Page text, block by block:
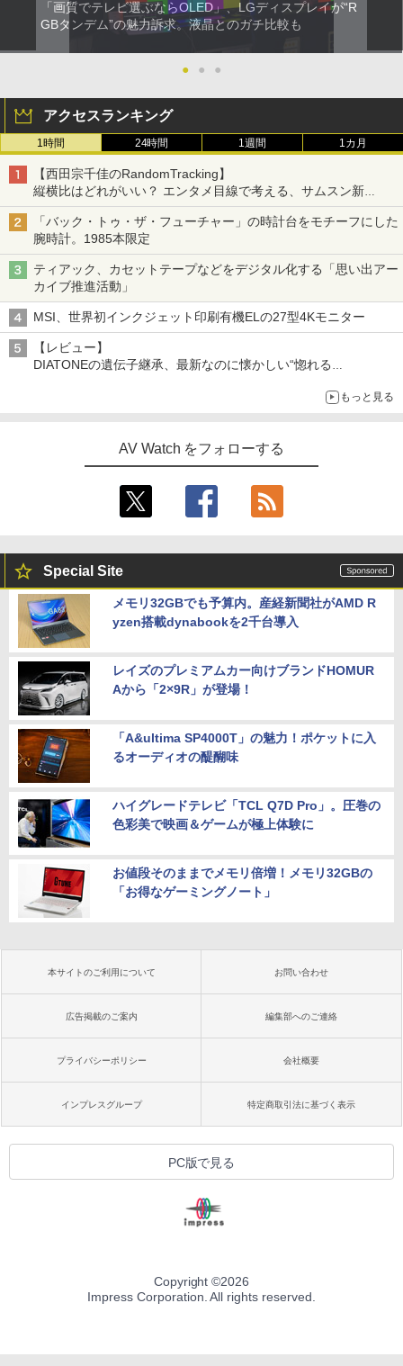
「画質でテレビ選ぶならOLED」、LGディスプレイが“R
GBタンデム”の魅力訴求。液晶とのガチ比較も
● ● ●
アクセスランキング
1時間 24時間 1週間 1カ月
【西田宗千佳のRandomTracking】
縦横比はどれがいい？ エンタメ目線で考える、サムスン新
「Galaxy Z Fold」
「バック・トゥ・ザ・フューチャー」の時計台をモチーフにした
腕時計。1985本限定
ティアック、カセットテープなどをデジタル化する「思い出アー
カイブ推進活動」
MSI、世界初インクジェット印刷有機ELの27型4Kモニター
【レビュー】
DIATONEの遺伝子継承、最新なのに懐かしい“惚れる
もっと見る
AV Watch をフォローする
Special Site
メモリ32GBでも予算内。産経新聞社がAMD R
yzen搭載dynabookを2千台導入
レイズのプレミアムカー向けブランドHOMUR
Aから「2×9R」が登場！
「A&ultima SP4000T」の魅力！ポケットに入
るオーディオの醍醐味
ハイグレードテレビ「TCL Q7D Pro」。圧巻の
色彩美で映画＆ゲームが極上体験に
お値段そのままでメモリ倍増！メモリ32GBの
「お得なゲーミングノート」
本サイトのご利用について お問い合わせ
広告掲載のご案内 編集部へのご連絡
プライバシーポリシー 会社概要
インプレスグループ 特定商取引法に基づく表示
PC版で見る
Copyright ©2026
Impress Corporation. All rights reserved.